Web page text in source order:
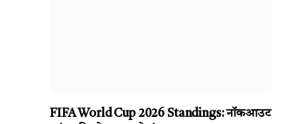
FIFA World Cup 2026 Standings: नॉकआउट